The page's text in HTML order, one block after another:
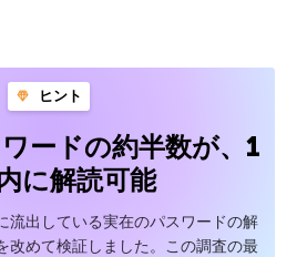
ヒント
ードの約半数が、1
に解読可能
流出している実在のパスワードの解
改めて検証しました。この調査の最